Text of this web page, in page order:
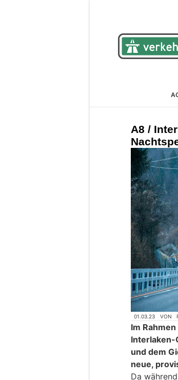
A8 /
01.03.23 VON
Im
Interlaken-
und dem
neue,
Da